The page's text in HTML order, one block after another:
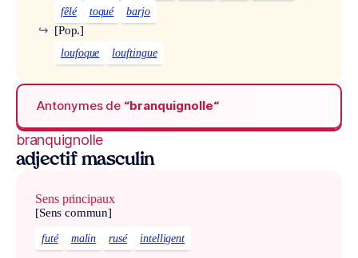
fêlé
toqué barjo
[Pop.]
↪
loufoque louftingue
Antonymes de “branquignolle“
branquignolle
adjectif masculin
Sens principaux
[Sens commun]
futé malin rusé intelligent